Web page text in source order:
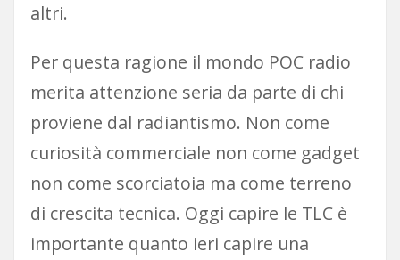
altri.
Per questa ragione il mondo POC radio
merita attenzione seria da parte di chi
proviene dal radiantismo. Non come
curiosità commerciale non come gadget
non come scorciatoia ma come terreno
di crescita tecnica. Oggi capire le TLC è
importante quanto ieri capire una